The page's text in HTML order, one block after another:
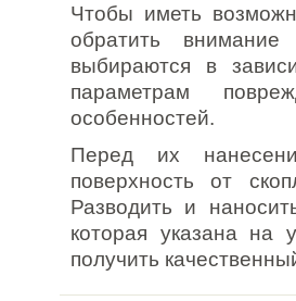
Чтобы иметь
обратить
выбираются в
параметрам
особенностей.
Перед их
поверхность от
Разводить и
которая указана на
получить